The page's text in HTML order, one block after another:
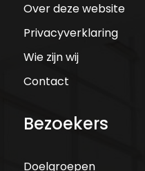
Over deze website
Privacyverklaring
Wie zijn wij
Contact
Bezoekers
Doelgroepen